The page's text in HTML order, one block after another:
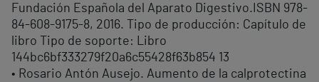
Fundación Española del Aparato Digestivo.ISBN 978-
84-608-9175-8, 2016. Tipo de producción: Capítulo de
libro Tipo de soporte: Libro
144bc6bf333279f20a6c55428f63b854 13
• Rosario Antón Ausejo. Aumento de la calprotectina